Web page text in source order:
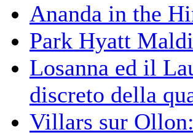
Ananda in the
Park Hyatt
Losanna ed il
discreto della
Villars sur